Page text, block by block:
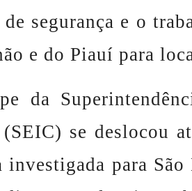
de segurança e o
e do Piauí para
da
se deslocou
investigada para